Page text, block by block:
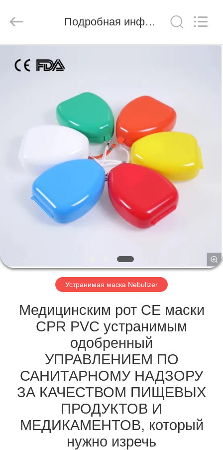
ПУТЕШЕСТВИЕ
ФАБРИКИ
ПРОВЕРКА
КАЧЕСТВА
СВЯЖИТЕСЬ
МЫ
СПРОСИТЕ
ЦИТАТУ
САЙТА
PRIVACY
POLICY
Co.,
Reserved.
Подробная информация о продукте
Устранимая маска Nebulizer
Медицинским рот CE маски
CPR PVC устранимым
одобренный
УПРАВЛЕНИЕМ ПО
САНИТАРНОМУ НАДЗОРУ
ЗА КАЧЕСТВОМ ПИЩЕВЫХ
ПРОДУКТОВ И
МЕДИКАМЕНТОВ, который
нужно изречь